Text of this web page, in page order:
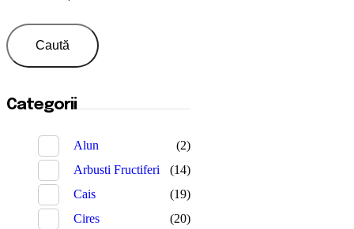
Caută
Categorii
Alun
(2)
Arbusti Fructiferi
(14)
Cais
(19)
Cires
(20)